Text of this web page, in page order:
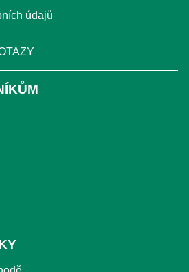
údajů